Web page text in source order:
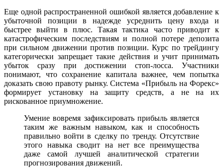
Еще одной распространенной ошибкой является добавление к
убыточной позиции в надежде усреднить цену входа и
быстрее выйти в плюс. Такая тактика часто приводит к
катастрофическим последствиям и полной потере депозита
при сильном движении против позиции. Курс по трейдингу
категорически запрещает такие действия и учит принимать
убыток сразу при достижении стоп-лосса. Участники
понимают, что сохранение капитала важнее, чем попытка
доказать свою правоту рынку. Система «Прибыль на Форекс»
формирует установку на защиту средств, а не на их
рискованное приумножение.
Умение вовремя зафиксировать прибыль является
таким же важным навыком, как и способность
правильно войти в сделку по тренду. Отсутствие
этого навыка сводит на нет все преимущества
даже самой лучшей аналитической стратегии
прогнозирования движений.